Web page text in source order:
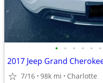
• • • • • •
7/16 98k mi Charlotte